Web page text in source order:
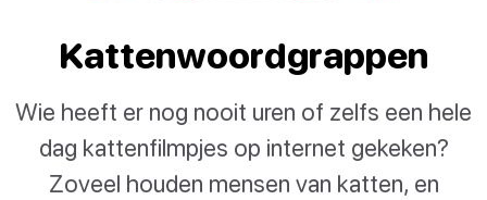
Kattenwoordgrappen
Wie heeft er nog nooit uren of zelfs een hele
dag kattenfilmpjes op internet gekeken?
Zoveel houden mensen van katten, en